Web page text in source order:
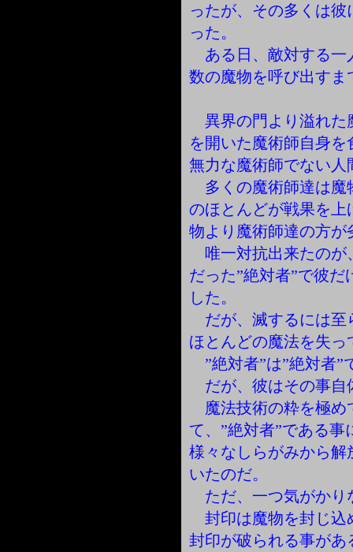
ったが、その多くは
った。
ある日、敵対する一
数の魔物を呼び出すま
異界の門より溢れた
を開いた魔術師自身
無力な魔術師でない人
多くの魔術師達は魔
のほとんどが戦果を
物より魔術師達の方が
唯一対抗出来たのが
だった”絶対者”で彼
した。
だが、滅するには至
ほとんどの魔法を失っ
”絶対者”は”絶対者”
だが、彼はその事自
魔法技術の粋を極め
て、”絶対者”である
様々なしらがみから
いたのだ。
ただ、一つ気がかり
封印は魔物を封じ込
封印が破られる事が